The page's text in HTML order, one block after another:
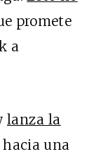
promete
a
lanza la
hacia una